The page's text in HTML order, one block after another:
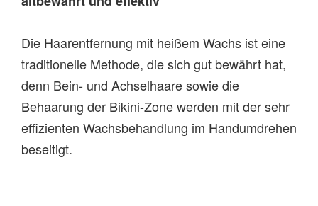
Die Haarentfernung mit heißem Wachs ist eine
traditionelle Methode, die sich gut bewährt hat,
denn Bein- und Achselhaare sowie die
Behaarung der Bikini-Zone werden mit der sehr
effizienten Wachsbehandlung im Handumdrehen
beseitigt.